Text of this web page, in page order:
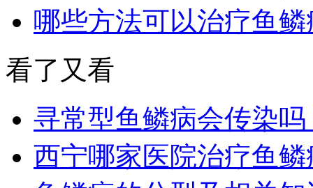
哪些方法可以治疗鱼鳞
看了又看
寻常型鱼鳞病会传染
西宁哪家医院治疗鱼